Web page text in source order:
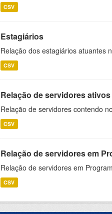
CSV
Estagiários
Relação dos estagiários atuantes
CSV
Relação de servidores
Relação de servidores contendo
CSV
Relação de servidores em
Relação de servidores em
CSV